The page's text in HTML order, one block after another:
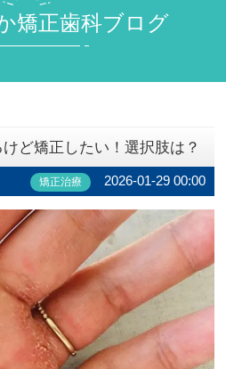
矯正歯科ブログ
ど矯正したい！選択肢は？
矯正治療 2026-01-29 00:00